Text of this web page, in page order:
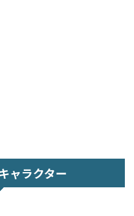
ャラクター